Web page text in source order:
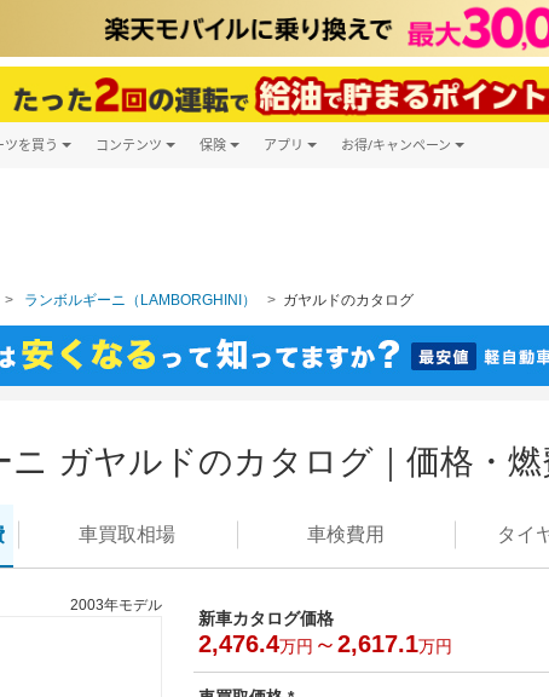
ツを買う コンテンツ 保険 アプリ お得/キャンペーン
ランボルギーニ（LAMBORGHINI） ガヤルドのカタログ
ニ ガヤルドのカタログ｜価格・燃
車買取相場 車検費用 タイ
2003年モデル
新車カタログ価格
2,476.4万円 ～2,617.1万円